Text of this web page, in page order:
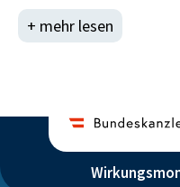
Nach einer
Bundesministerien,
+ mehr lesen